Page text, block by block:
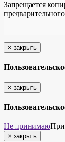
Запрещается
× закрыть
× закрыть
Не принимаю
× закрыть